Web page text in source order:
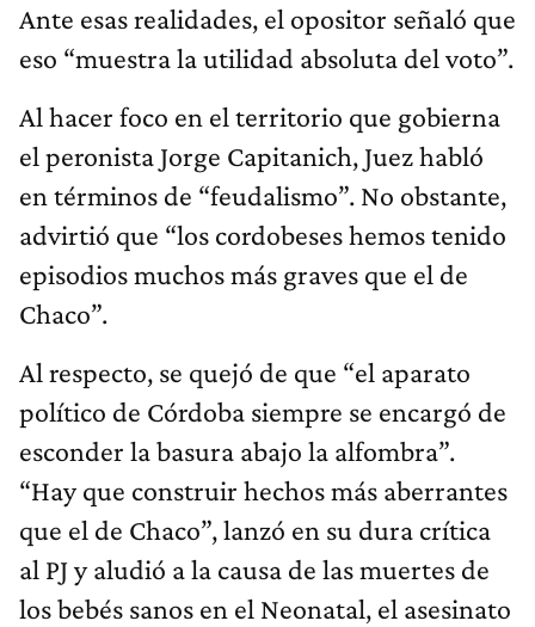
Ante esas realidades, el opositor señaló que
eso “muestra la utilidad absoluta del voto”.
Al hacer foco en el territorio que gobierna
el peronista Jorge Capitanich, Juez habló
en términos de “feudalismo”. No obstante,
advirtió que “los cordobeses hemos tenido
episodios muchos más graves que el de
Chaco”.
Al respecto, se quejó de que “el aparato
político de Córdoba siempre se encargó de
esconder la basura abajo la alfombra”.
“Hay que construir hechos más aberrantes
que el de Chaco”, lanzó en su dura crítica
al PJ y aludió a la causa de las muertes de
los bebés sanos en el Neonatal, el asesinato